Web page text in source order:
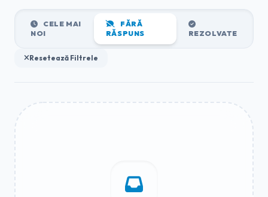
CELE MAI
NOI
FĂRĂ
RĂSPUNS
REZOLVATE
Resetează Filtrele